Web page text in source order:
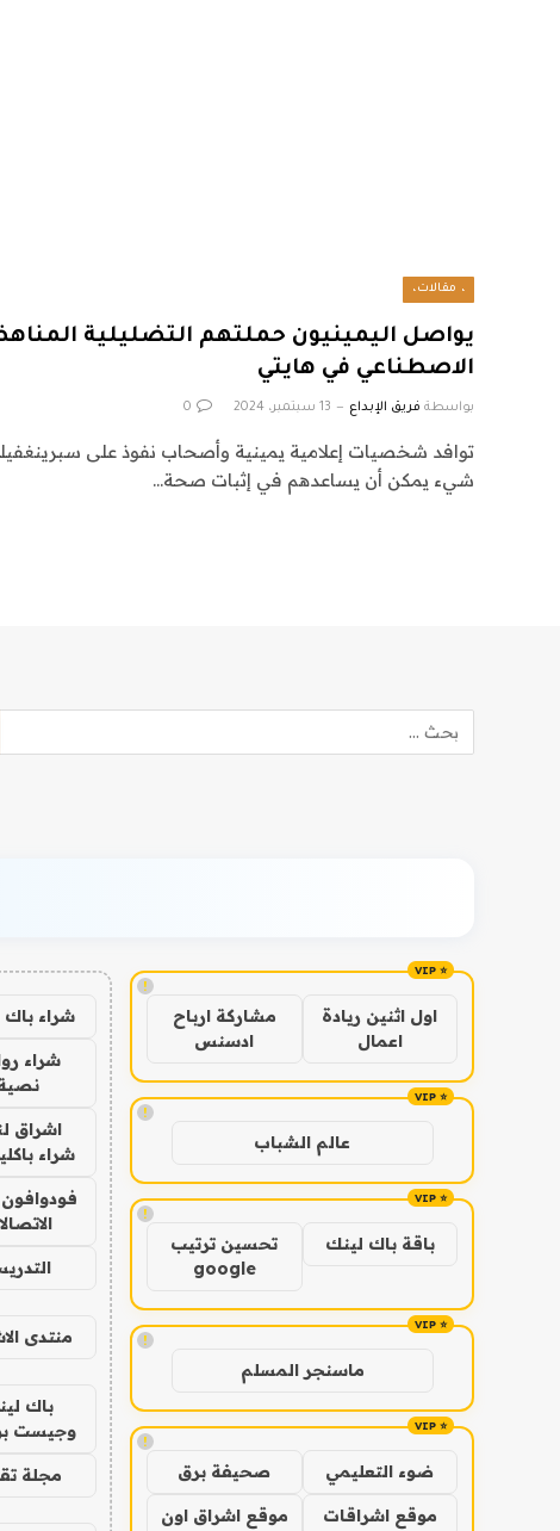
، مقالات،
يواصل اليمينيون حملتهم التضليلية
الاصطناعي في هايتي
بواسطة فريق الإبداع 13 سبتمبر، 2024 0
توافد شخصيات إعلامية يمينية وأصحاب نفوذ على سبرينغفيلد
شيء يمكن أن يساعدهم في إثبات صحة…
!
اول اثنين ريادة
اعمال
مشاركة ارباح
ادسنس
!
عالم الشباب
!
باقة باك لينك
تحسين ترتيب
google
!
ماسنجر المسلم
!
ضوء التعليمي صحيفة برق
موقع اشراقات
موقع اشراق اون
شراء باك
شراء
اشراق
شراء
فودوافون
منتدى
باك
وجيست
مجلة